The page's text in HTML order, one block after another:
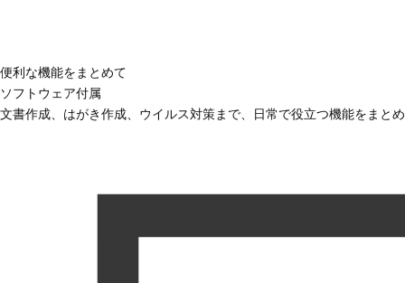
便利な機能をまとめて
ソフトウェア付属
文書作成、はがき作成、ウイルス対策まで、日常で役立つ機能をまと